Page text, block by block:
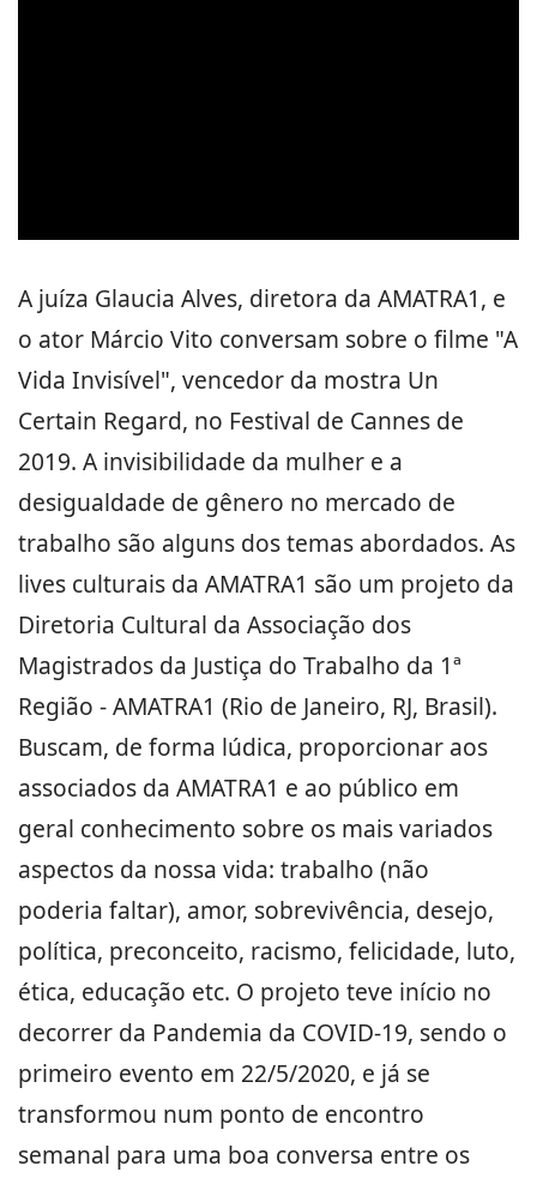
A juíza Glaucia Alves, diretora da AMATRA1, e
o ator Márcio Vito conversam sobre o filme "A
Vida Invisível", vencedor da mostra Un
Certain Regard, no Festival de Cannes de
2019. A invisibilidade da mulher e a
desigualdade de gênero no mercado de
trabalho são alguns dos temas abordados. As
lives culturais da AMATRA1 são um projeto da
Diretoria Cultural da Associação dos
Magistrados da Justiça do Trabalho da 1ª
Região - AMATRA1 (Rio de Janeiro, RJ, Brasil).
Buscam, de forma lúdica, proporcionar aos
associados da AMATRA1 e ao público em
geral conhecimento sobre os mais variados
aspectos da nossa vida: trabalho (não
poderia faltar), amor, sobrevivência, desejo,
política, preconceito, racismo, felicidade, luto,
ética, educação etc. O projeto teve início no
decorrer da Pandemia da COVID-19, sendo o
primeiro evento em 22/5/2020, e já se
transformou num ponto de encontro
semanal para uma boa conversa entre os